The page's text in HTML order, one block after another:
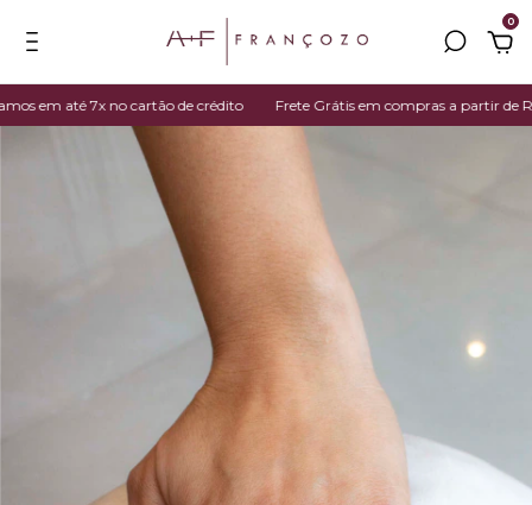
0
em até 7x no cartão de crédito Frete Grátis em compras a partir de R$